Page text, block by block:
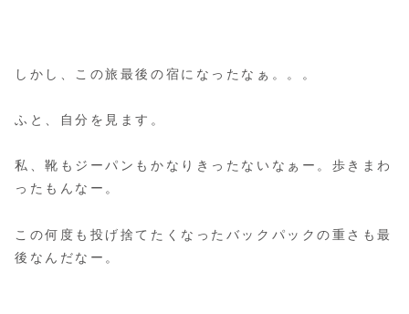
しかし、この旅最後の宿になったなぁ。。。
ふと、自分を見ます。
私、靴もジーパンもかなりきったないなぁー。歩きまわ
ったもんなー。
この何度も投げ捨てたくなったバックパックの重さも最
後なんだなー。